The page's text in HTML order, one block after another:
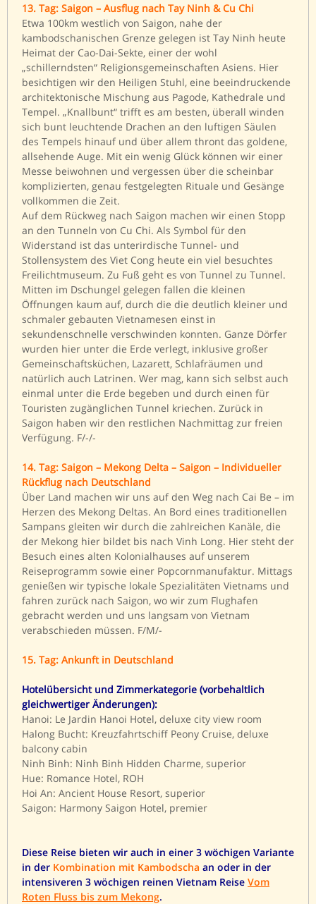
13. Tag: Saigon – Ausflug nach Tay Ninh & Cu Chi
Etwa 100km westlich von Saigon, nahe der
kambodschanischen Grenze gelegen ist Tay Ninh heute
Heimat der Cao-Dai-Sekte, einer der wohl
„schillerndsten“ Religionsgemeinschaften Asiens. Hier
besichtigen wir den Heiligen Stuhl, eine beeindruckende
architektonische Mischung aus Pagode, Kathedrale und
Tempel. „Knallbunt“ trifft es am besten, überall winden
sich bunt leuchtende Drachen an den luftigen Säulen
des Tempels hinauf und über allem thront das goldene,
allsehende Auge. Mit ein wenig Glück können wir einer
Messe beiwohnen und vergessen über die scheinbar
komplizierten, genau festgelegten Rituale und Gesänge
vollkommen die Zeit.
Auf dem Rückweg nach Saigon machen wir einen Stopp
an den Tunneln von Cu Chi. Als Symbol für den
Widerstand ist das unterirdische Tunnel- und
Stollensystem des Viet Cong heute ein viel besuchtes
Freilichtmuseum. Zu Fuß geht es von Tunnel zu Tunnel.
Mitten im Dschungel gelegen fallen die kleinen
Öffnungen kaum auf, durch die die deutlich kleiner und
schmaler gebauten Vietnamesen einst in
sekundenschnelle verschwinden konnten. Ganze Dörfer
wurden hier unter die Erde verlegt, inklusive großer
Gemeinschaftsküchen, Lazarett, Schlafräumen und
natürlich auch Latrinen. Wer mag, kann sich selbst auch
einmal unter die Erde begeben und durch einen für
Touristen zugänglichen Tunnel kriechen. Zurück in
Saigon haben wir den restlichen Nachmittag zur freien
Verfügung. F/-/-
14. Tag: Saigon – Mekong Delta – Saigon – Individueller
Rückflug nach Deutschland
Über Land machen wir uns auf den Weg nach Cai Be – im
Herzen des Mekong Deltas. An Bord eines traditionellen
Sampans gleiten wir durch die zahlreichen Kanäle, die
der Mekong hier bildet bis nach Vinh Long. Hier steht der
Besuch eines alten Kolonialhauses auf unserem
Reiseprogramm sowie einer Popcornmanufaktur. Mittags
genießen wir typische lokale Spezialitäten Vietnams und
fahren zurück nach Saigon, wo wir zum Flughafen
gebracht werden und uns langsam von Vietnam
verabschieden müssen. F/M/-
15. Tag: Ankunft in Deutschland
Hotelübersicht und Zimmerkategorie (vorbehaltlich
gleichwertiger Änderungen):
Hanoi: Le Jardin Hanoi Hotel, deluxe city view room
Halong Bucht: Kreuzfahrtschiff Peony Cruise, deluxe
balcony cabin
Ninh Binh: Ninh Binh Hidden Charme, superior
Hue: Romance Hotel, ROH
Hoi An: Ancient House Resort, superior
Saigon: Harmony Saigon Hotel, premier
Diese Reise bieten wir auch in einer 3 wöchigen Variante
in der Kombination mit Kambodscha an oder in der
intensiveren 3 wöchigen reinen Vietnam Reise Vom
Roten Fluss bis zum Mekong.